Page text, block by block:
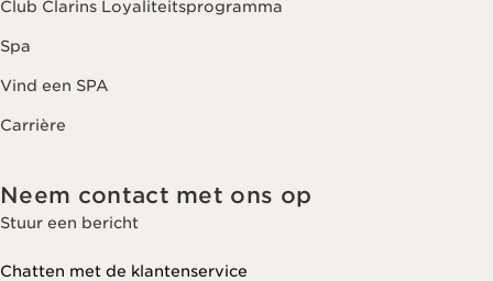
Club Clarins Loyaliteitsprogramma
Spa
Vind een SPA
Carrière
Neem contact met ons op
Stuur een bericht
Chatten met de klantenservice